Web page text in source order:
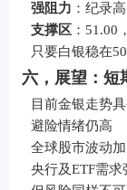
强阻力 ：纪录
支撑区 ：51.00
只要白银稳在
六，展望：短
目前金银走势
避险情绪仍高
全球股市波动
央行及ETF需求